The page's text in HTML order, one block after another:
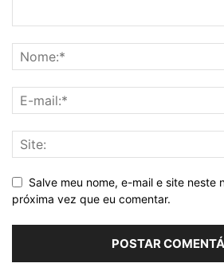
Salve meu nome, e-mail e site neste
próxima vez que eu comentar.